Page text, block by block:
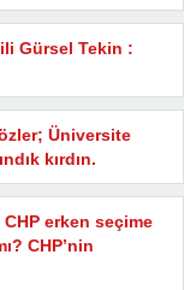
Gürsel Tekin :
Üniversite
kırdın.
erken seçime
CHP’nin